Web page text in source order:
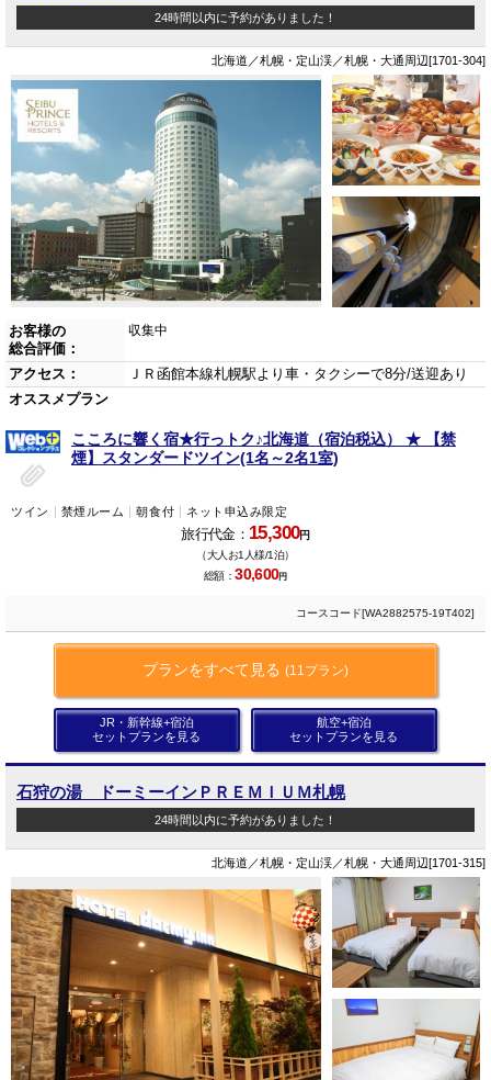
24時間以内に予約がありました！
北海道／札幌・定山渓／札幌・大通周辺[1701-304]
お客様の
総合評価：
収集中
アクセス：
ＪＲ函館本線札幌駅より車・タクシーで8分/送迎あり
オススメプラン
こころに響く宿★行っトク♪北海道（宿泊税込） ★ 【禁
煙】スタンダードツイン(1名～2名1室)
ツイン 禁煙ルーム 朝食付 ネット申込み限定
旅行代金： 15,300円
（大人お1人様/1泊）
総額：30,600円
コースコード[WA2882575-19T402]
プランをすべて見る (11プラン)
JR・新幹線+宿泊
セットプランを見る
航空+宿泊
セットプランを見る
石狩の湯 ドーミーインＰＲＥＭＩＵＭ札幌
24時間以内に予約がありました！
北海道／札幌・定山渓／札幌・大通周辺[1701-315]